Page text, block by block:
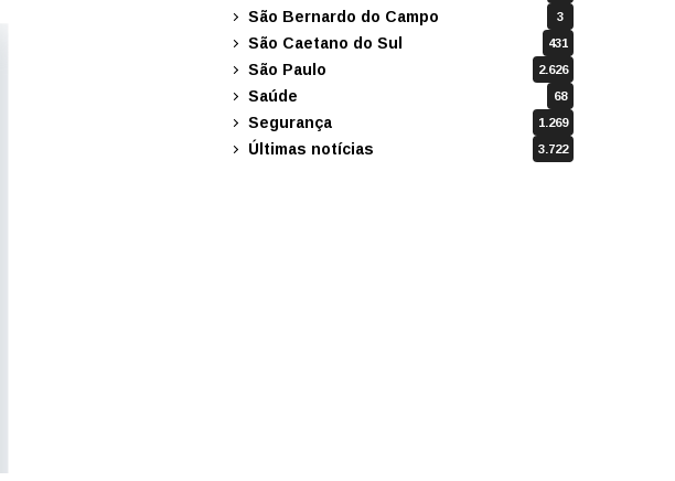
São Bernardo do Campo 3
São Caetano do Sul 431
São Paulo 2.626
Saúde 68
Segurança 1.269
Últimas notícias 3.722